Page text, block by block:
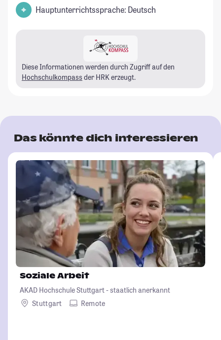
Hauptunterrichtssprache: Deutsch
Diese Informationen werden durch Zugriff auf den
Hochschulkompass der HRK erzeugt.
Das könnte dich interessieren
Soziale Arbeit
AKAD Hochschule Stuttgart - staatlich anerkannt
Stuttgart
Remote